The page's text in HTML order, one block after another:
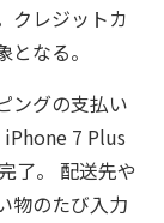
クレジットカ
なる。
ングの支払い
7 Plus
了。 配送先や
物のたび入力